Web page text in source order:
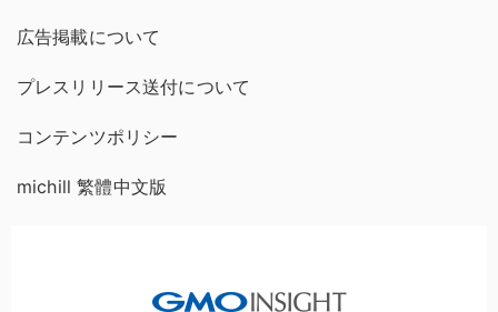
広告掲載について
プレスリリース送付について
コンテンツポリシー
michill 繁體中文版